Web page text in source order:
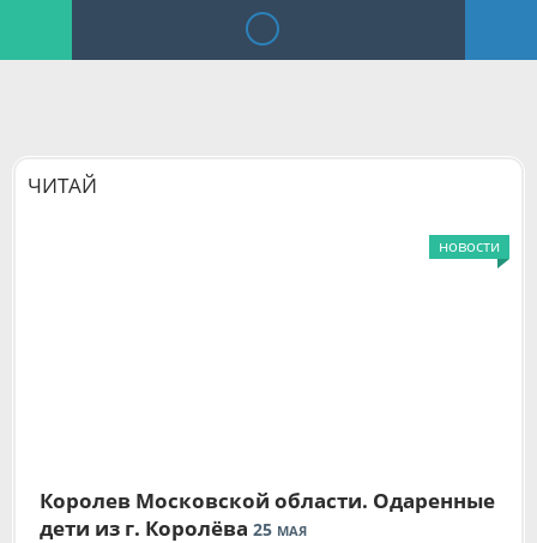
ЧИТАЙ
новости
Королев Московской области. Одаренные
дети из г. Королёва 25 МАЯ